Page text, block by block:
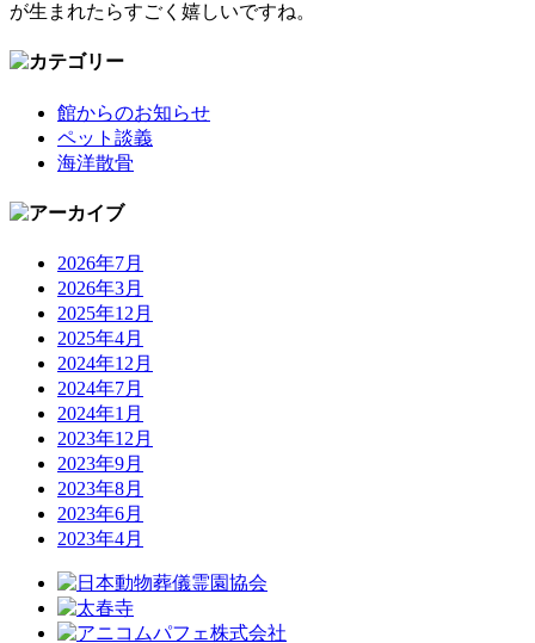
が生まれたらすごく嬉しいですね。
館からのお知らせ
ペット談義
海洋散骨
2026年7月
2026年3月
2025年12月
2025年4月
2024年12月
2024年7月
2024年1月
2023年12月
2023年9月
2023年8月
2023年6月
2023年4月